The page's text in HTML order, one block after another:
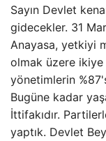
Sayın Devlet
gidecekler. 31
Anayasa, yetkiyi
olmak üzere ikiye
yönetimlerin
Bugüne kadar
İttifakıdır.
yaptık. Devlet